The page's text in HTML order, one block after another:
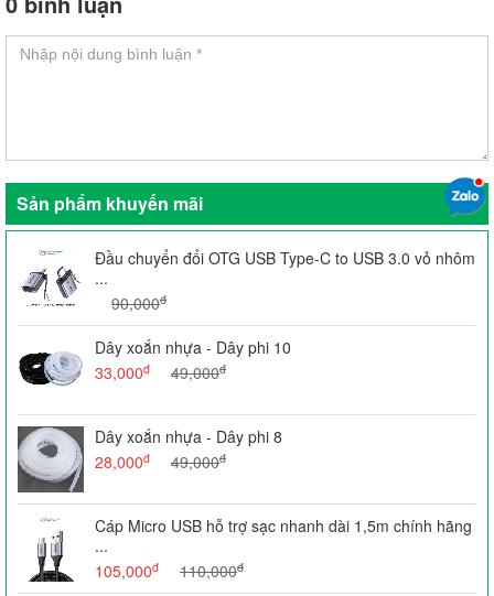
Sản phẩm khuyến mãi
Đầu chuyển đổi OTG USB Type-C to USB 3.0 vỏ nhôm
...
90,000đ
Dây xoắn nhựa - Dây phi 10
33,000đ 49,000đ
Dây xoắn nhựa - Dây phi 8
28,000đ 49,000đ
Cáp Micro USB hỗ trợ sạc nhanh dài 1,5m chính hãng
...
105,000đ 110,000đ